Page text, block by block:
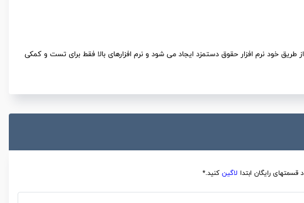
طریق خود نرم افزار حقوق دستمزد ایجاد می شود و نرم افزارهای بالا فقط برای تست و کمکی
قسمتهای رایگان ابتدا لاگین کنید.*